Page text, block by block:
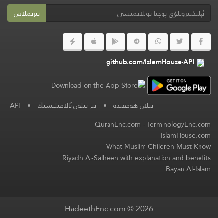
تىزىملاش
github.com/IslamHouse-API
پىلان ھەققىدە • بىز بىلەن ئالاقىلىشىڭ •
API
QuranEnc.com-TerminologyEnc.com
IslamHouse.com
What Muslim Children Must Know
Riyadh Al-Salheen with explanation and benefits
Bayan Al-Islam
HadeethEnc.com © 2026